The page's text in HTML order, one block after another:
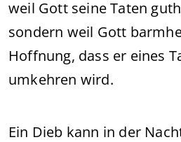
weil Gott seine Taten
sondern weil Gott
Hoffnung, dass er eines
umkehren wird.
Ein Dieb kann in der